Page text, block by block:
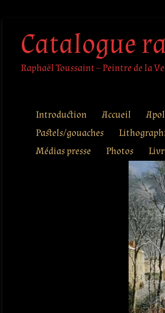
contenuCatalogue
Raphaël Toussaint – Peintre de la
Introduction Accueil
Pastels/gouaches
Médias presse
Photos